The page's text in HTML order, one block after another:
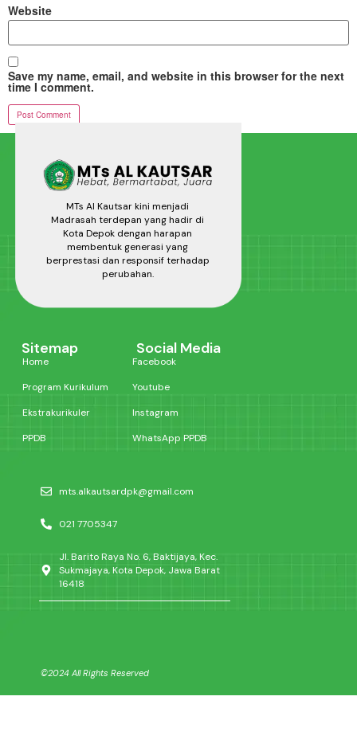
Website
Save my name, email, and website in this browser for the next
time I comment.
MTs Al Kautsar kini menjadi
Madrasah terdepan yang hadir di
Kota Depok dengan harapan
membentuk generasi yang
berprestasi dan responsif terhadap
perubahan.
Sitemap
Home
Program Kurikulum
Ekstrakurikuler
PPDB
Social Media
Facebook
Youtube
Instagram
WhatsApp PPDB
mts.alkautsardpk@gmail.com
021 7705347
Jl. Barito Raya No. 6, Baktijaya, Kec.
Sukmajaya, Kota Depok, Jawa Barat
16418
©2024 All Rights Reserved